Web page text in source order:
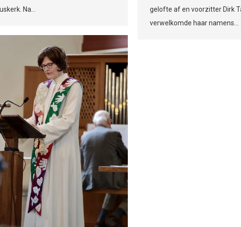
Na…
gelofte af en voorzitter Dirk
verwelkomde haar namens…